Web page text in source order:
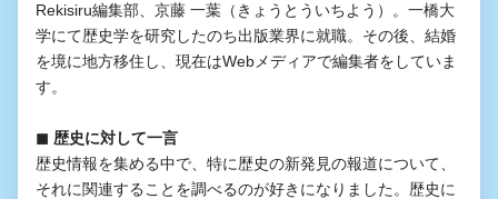
Rekisiru編集部、京藤 一葉（きょうとういちよう）。一橋大
学にて歴史学を研究したのち出版業界に就職。その後、結婚
を境に地方移住し、現在はWebメディアで編集者をしていま
す。
◼︎ 歴史に対して一言
歴史情報を集める中で、特に歴史の新発見の報道について、
それに関連することを調べるのが好きになりました。歴史に